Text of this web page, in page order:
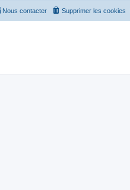
Supprimer les cookies
Nous contacter